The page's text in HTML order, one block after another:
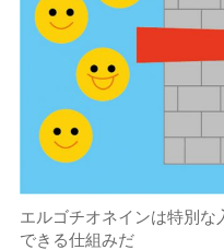
エルゴチオネインは特別
できる仕組みだ